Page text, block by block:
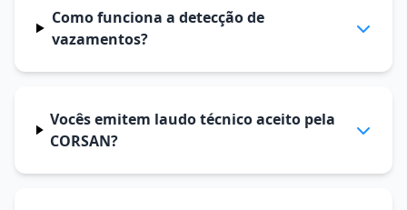
Como funciona a detecção de
vazamentos?
Vocês emitem laudo técnico aceito pela
CORSAN?